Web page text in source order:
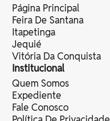
Página Principal
Feira De Santana
Itapetinga
Jequié
Vitória Da Conquista
Institucional
Quem Somos
Expediente
Fale Conosco